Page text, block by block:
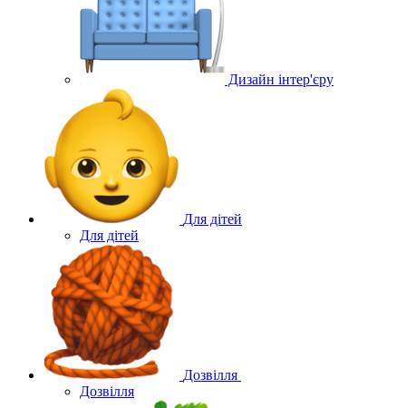
Дизайн інтер'єру
Для дітей
Для дітей
Дозвілля
Дозвілля